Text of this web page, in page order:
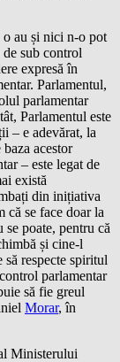
au și nici n-o pot
sub control
expresă în
Parlamentul,
parlamentar
Parlamentul este
– e adevărat, la
acestor
– este legat de
există
din inițiativa
că se face doar la
poate, pentru că
și cine-l
respecte spiritul
parlamentar
să fie greul
Morar, în
Ministerului